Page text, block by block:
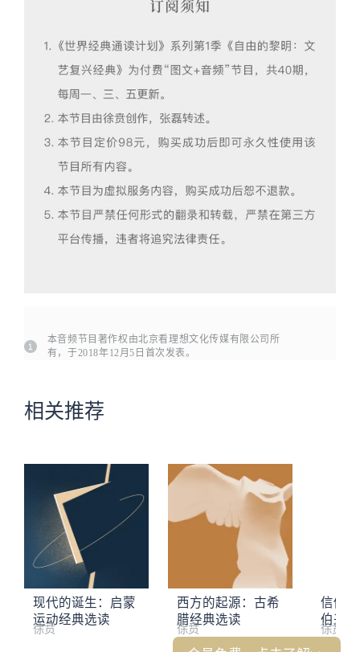
本音频节目著作权由北京看理想文化传媒有限公司所
有，于2018年12月5日首次发表。
相关推荐
现代的诞生：启蒙
运动经典选读
徐贲
西方的起源：古希
腊经典选读
徐贲
信仰
伯来
选读
徐贲